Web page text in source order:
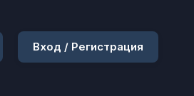
Вход / Регистрация